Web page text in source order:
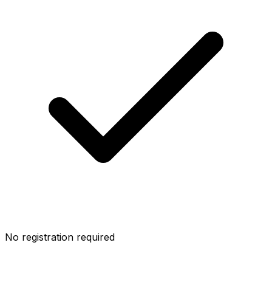
No registration required